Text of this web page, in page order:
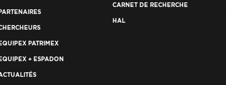
PARTENAIRES
EQUIPEX PATRIMEX
EQUIPEX + ESPADON
CARNET DE RECHERCHE
HAL